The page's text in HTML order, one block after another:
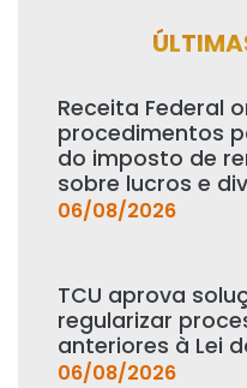
Receita Federal
procedimentos
do imposto de
sobre lucros e
06/08/2026
TCU aprova
regularizar
anteriores à Lei
06/08/2026